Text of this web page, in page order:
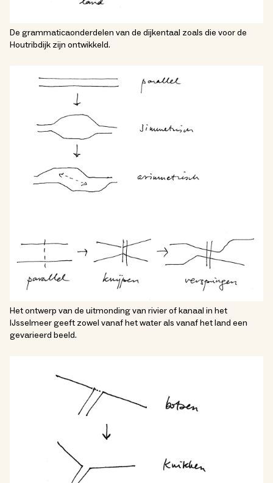
De grammaticaonderdelen van de dijkentaal zoals die voor de
Houtribdijk zijn ontwikkeld.
Het ontwerp van de uitmonding van rivier of kanaal in het
IJsselmeer geeft zowel vanaf het water als vanaf het land een
gevarieerd beeld.